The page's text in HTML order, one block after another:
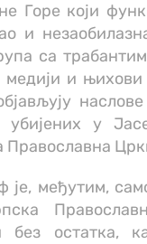
Горе који
и
са
и њихови
у
Православна
је, међутим,
без остатка,